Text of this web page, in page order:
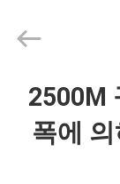
2026
Product
Limited.
Reserved.
2500M
폭에